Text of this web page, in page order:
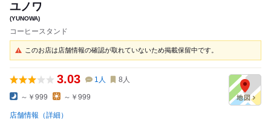
ユノワ
(YUNOWA)
コーヒースタンド
このお店は店舗情報の確認が取れていないため掲載保留中です。
3.03 1 人 8 人
～￥999 ～￥999
店舗情報（詳細）